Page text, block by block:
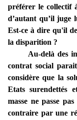
préférer le collectif
d’autant qu’il juge
Est-ce à dire qu'il
la disparition ?
Au-delà des
contrat social
considère que la
Etats surendettés
masse ne passe
contraire par une